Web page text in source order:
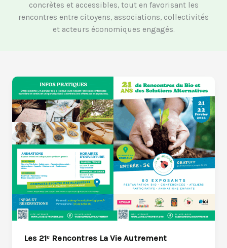
concrètes et accessibles, tout en favorisant les
rencontres entre citoyens, associations, collectivités
et acteurs économiques engagés.
Les 21ᵉ Rencontres La Vie Autrement